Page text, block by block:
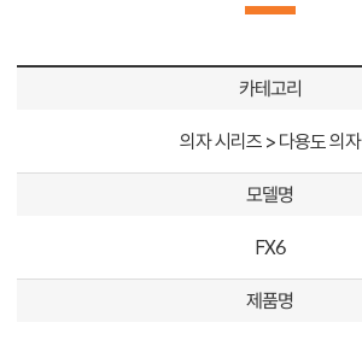
카테고리
의자 시리즈 > 다용도 의자
모델명
FX6
제품명